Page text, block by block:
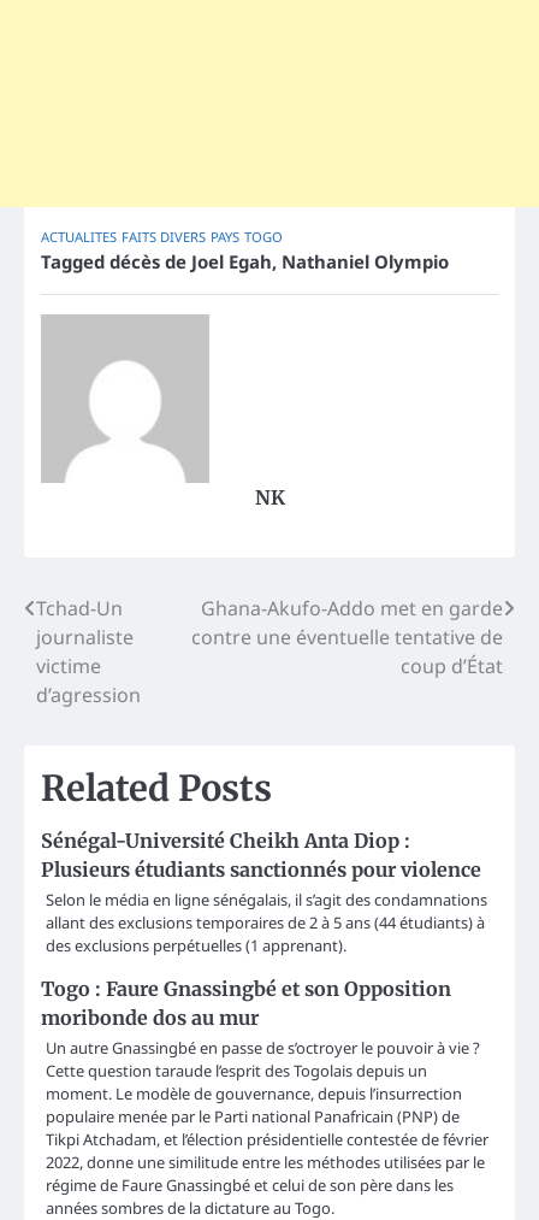
ACTUALITES FAITS DIVERS PAYS TOGO
Tagged décès de Joel Egah, Nathaniel Olympio
NK
Post
navigation
Tchad-Un
journaliste
victime
d’agression
Ghana-Akufo-Addo met en garde
contre une éventuelle tentative de
coup d’État
Related Posts
Sénégal-Université Cheikh Anta Diop :
Plusieurs étudiants sanctionnés pour violence
Selon le média en ligne sénégalais, il s’agit des condamnations
allant des exclusions temporaires de 2 à 5 ans (44 étudiants) à
des exclusions perpétuelles (1 apprenant).
Togo : Faure Gnassingbé et son Opposition
moribonde dos au mur
Un autre Gnassingbé en passe de s’octroyer le pouvoir à vie ?
Cette question taraude l’esprit des Togolais depuis un
moment. Le modèle de gouvernance, depuis l’insurrection
populaire menée par le Parti national Panafricain (PNP) de
Tikpi Atchadam, et l’élection présidentielle contestée de février
2022, donne une similitude entre les méthodes utilisées par le
régime de Faure Gnassingbé et celui de son père dans les
années sombres de la dictature au Togo.